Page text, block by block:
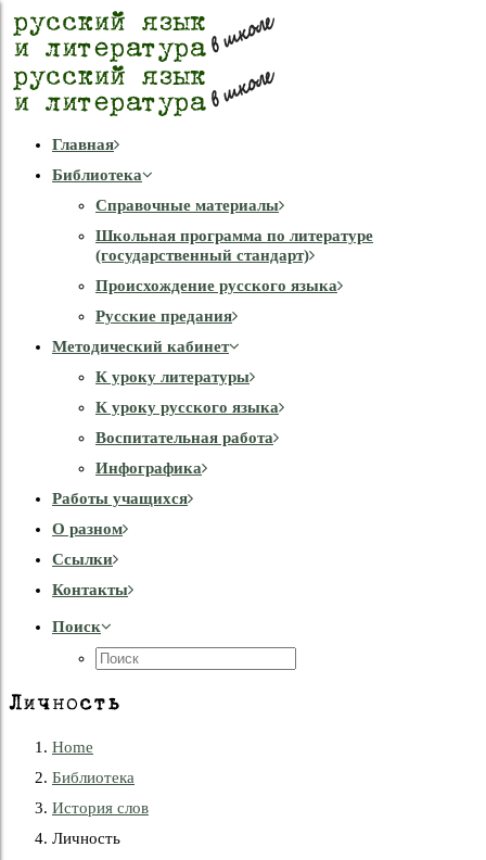
Главная
Библиотека
Справочные материалы
Школьная программа по литературе
(государственный стандарт)
Происхождение русского языка
Русские предания
Методический кабинет
К уроку литературы
К уроку русского языка
Воспитательная работа
Инфографика
Работы учащихся
О разном
Cсылки
Контакты
Поиск
Личность
Home
Библиотека
История слов
Личность